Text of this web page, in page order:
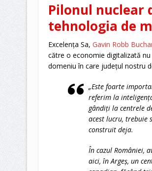
Pilonul nuclear
tehnologia de
Excelența Sa, Gavin Robb
către o economie digitalizată
domeniu în care județul nostru
„Este foarte
referim la
gândiți la centrele
acest lucru, trebuie
construit deja.
În cazul României,
aici, în Argeș, un